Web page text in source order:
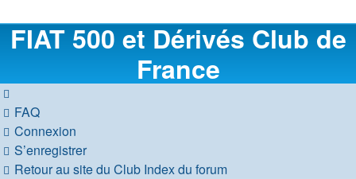
FIAT 500 et Dérivés Club de
France
FAQ
Connexion
S’enregistrer
Retour au site du Club Index du forum